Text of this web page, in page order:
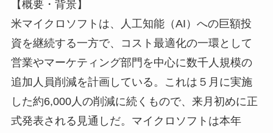
【概要・背景】
米マイクロソフトは、人工知能（AI）への巨額投
資を継続する一方で、コスト最適化の一環として
営業やマーケティング部門を中心に数千人規模の
追加人員削減を計画している。これは５月に実施
した約6,000人の削減に続くもので、来月初めに正
式発表される見通しだ。マイクロソフトは本年